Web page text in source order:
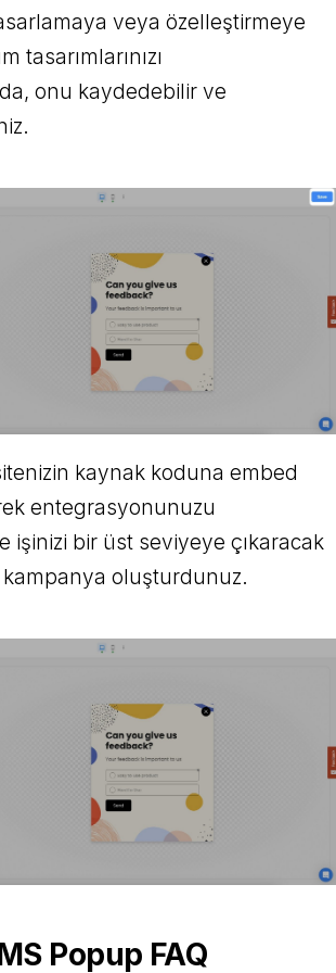
veya özelleştirmeye
tasarımlarınızı
onu kaydedebilir ve
kaynak koduna embed
entegrasyonunuzu
işinizi bir üst seviyeye çıkaracak
oluşturdunuz.
Popup FAQ